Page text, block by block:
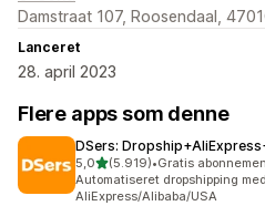
Damstraat 107, Roosendaal,
Lanceret
28. april 2023
Flere apps som denne
DSers:
5,0ud af 5 stjerner
(5.919)
5919 anmeldelser i alt
•Gratis
Automatiseret dropshipping
AliExpress/Alibaba/USA